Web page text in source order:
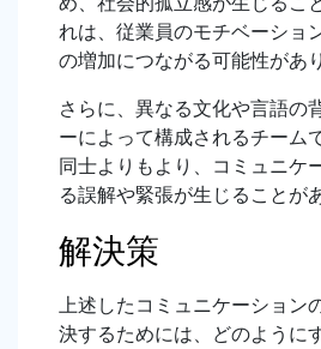
れは、従業員のモチベーショ
の増加につながる可能性があ
さらに、異なる文化や言語の
ーによって構成されるチーム
同士よりもより、コミュニケ
る誤解や緊張が生じることが
解決策
上述したコミュニケーション
決するためには、どのように